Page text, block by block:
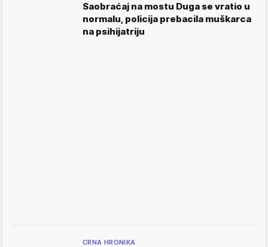
Saobraćaj na mostu Duga se vratio u
normalu, policija prebacila muškarca
na psihijatriju
CRNA HRONIKA